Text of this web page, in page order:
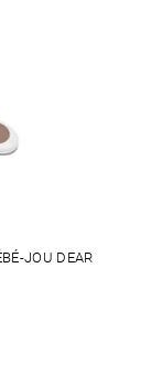
JOU DEAR